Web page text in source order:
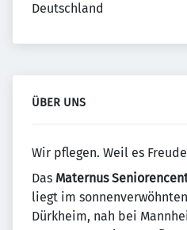
Deutschland
ÜBER UNS
Wir pflegen. Weil es
Das Maternus
liegt im
Dürkheim, nah bei